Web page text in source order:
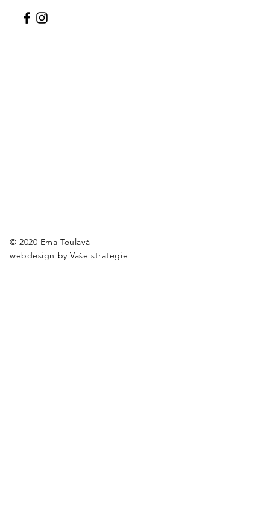
© 2020 Ema Toulavá
webdesign byVaše strategie